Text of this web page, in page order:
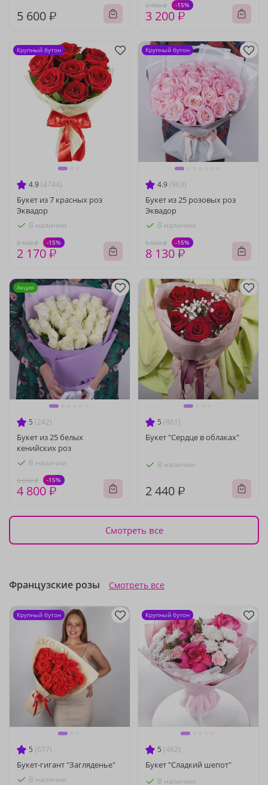
5 600 ₽
3 760 ₽ -15%
3 200 ₽
4.9 (4744)
Букет из 7 красных роз
Эквадор
В наличии
2 550 ₽ -15%
2 170 ₽
Крупный бутон
4.9 (963)
Букет из 25 розовых роз
Эквадор
В наличии
9 560 ₽ -15%
8 130 ₽
Крупный бутон
5 (242)
Букет из 25 белых
кенийских роз
В наличии
5 650 ₽ -15%
4 800 ₽
Акция
5 (861)
Букет "Сердце в облаках"
В наличии
2 440 ₽
Смотреть все
Французские розы Смотреть все
5 (677)
Букет-гигант "Загляденье"
В наличии
Крупный бутон
5 (462)
Букет "Сладкий шепот"
В наличии
Крупный бутон